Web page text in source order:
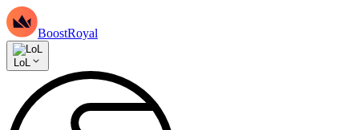
BoostRoyal
LoL